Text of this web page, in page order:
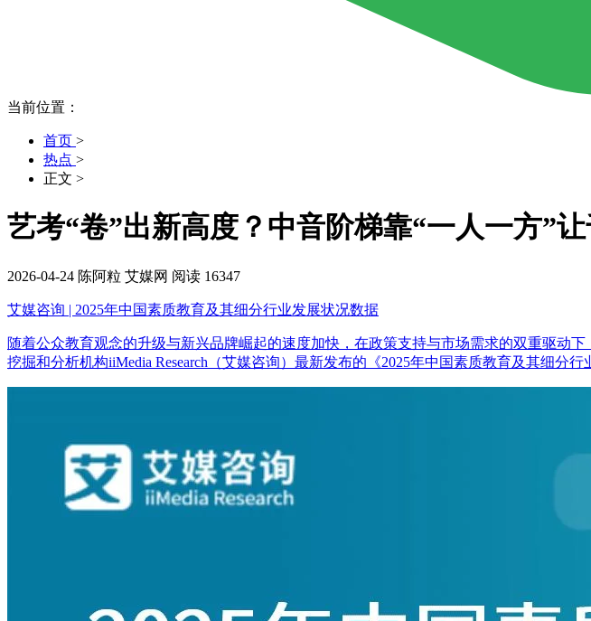
当前位置：
首页 >
热点 >
正文 >
艺考“卷”出新高度？中音阶梯靠“一人一方”
2026-04-24 陈阿粒 艾媒网 阅读 16347
艾媒咨询 | 2025年中国素质教育及其细分行业发展状况数据
随着公众教育观念的升级与新兴品牌崛起的速度加快，在政策支持与市场需求的双重驱动
挖掘和分析机构iiMedia Research（艾媒咨询）最新发布的《2025年中国素质教育及其细分